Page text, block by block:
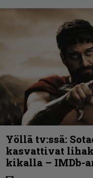
Yöllä tv:ssä:
kasvattivat
kikalla – IMDb-